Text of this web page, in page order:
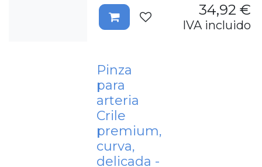
34,92 €
IVA incluido
Pinza
para
arteria
Crile
premium,
curva,
delicada -